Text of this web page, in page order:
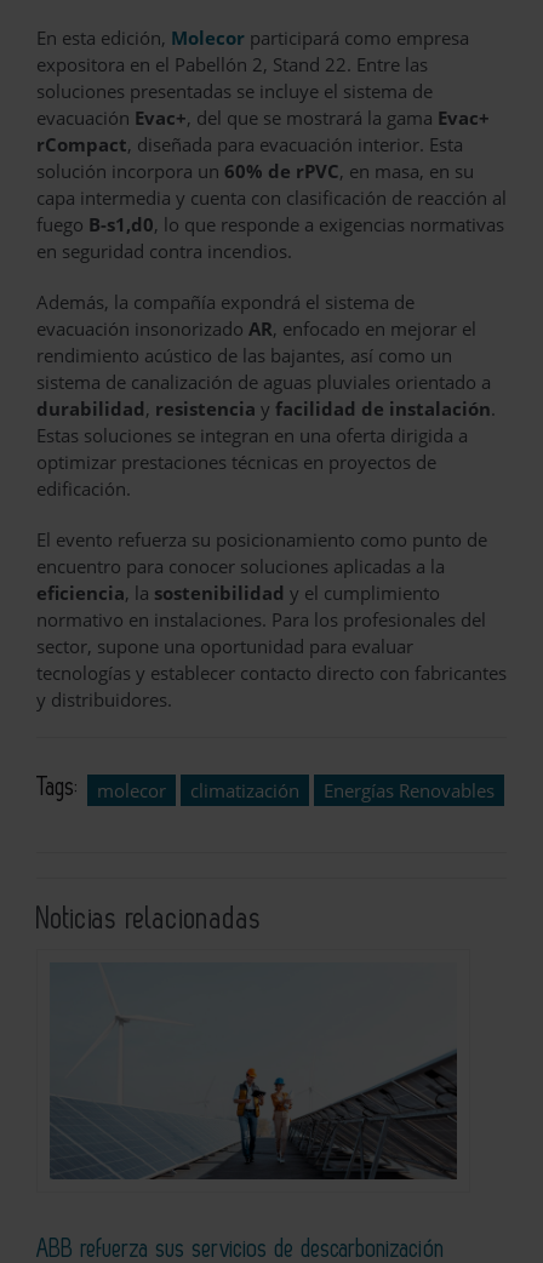
En esta edición, Molecor participará como empresa
expositora en el Pabellón 2, Stand 22. Entre las
soluciones presentadas se incluye el sistema de
evacuación Evac+, del que se mostrará la gama Evac+
rCompact, diseñada para evacuación interior. Esta
solución incorpora un 60% de rPVC, en masa, en su
capa intermedia y cuenta con clasificación de reacción al
fuego B-s1,d0, lo que responde a exigencias normativas
en seguridad contra incendios.
Además, la compañía expondrá el sistema de
evacuación insonorizado AR, enfocado en mejorar el
rendimiento acústico de las bajantes, así como un
sistema de canalización de aguas pluviales orientado a
durabilidad, resistencia y facilidad de instalación.
Estas soluciones se integran en una oferta dirigida a
optimizar prestaciones técnicas en proyectos de
edificación.
El evento refuerza su posicionamiento como punto de
encuentro para conocer soluciones aplicadas a la
eficiencia, la sostenibilidad y el cumplimiento
normativo en instalaciones. Para los profesionales del
sector, supone una oportunidad para evaluar
tecnologías y establecer contacto directo con fabricantes
y distribuidores.
Tags: molecor climatización Energías Renovables
Noticias relacionadas
ABB refuerza sus servicios de descarbonización